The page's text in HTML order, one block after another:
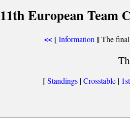
11th European Team
<< [Information || The
[Standings|Crosstable|